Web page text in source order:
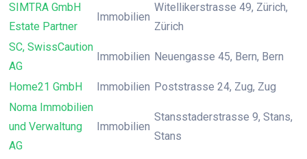
SIMTRA GmbH
Estate Partner
Immobilien
Witellikerstrasse 49, Zürich,
Zürich
SC, SwissCaution
AG
Immobilien Neuengasse 45, Bern, Bern
Home21 GmbH Immobilien Poststrasse 24, Zug, Zug
Noma Immobilien
und Verwaltung
AG
Immobilien
Stansstaderstrasse 9, Stans,
Stans